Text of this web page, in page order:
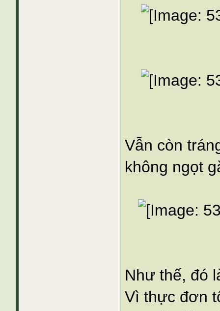
Vẫn còn
không ngọt
Như thế, đó
Vì thực đơn